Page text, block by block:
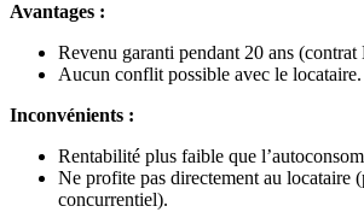
Avantages :
Revenu garanti pendant 20 ans
Aucun conflit possible avec le locataire.
Inconvénients :
Rentabilité plus faible que
Ne profite pas directement au locataire
concurrentiel).